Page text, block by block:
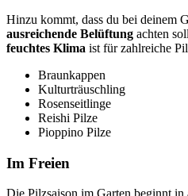
Hinzu kommt, dass du bei deinem
ausreichende Belüftung achten
feuchtes Klima ist für zahlreiche
Braunkappen
Kulturträuschling
Rosenseitlinge
Reishi Pilze
Pioppino Pilze
Im Freien